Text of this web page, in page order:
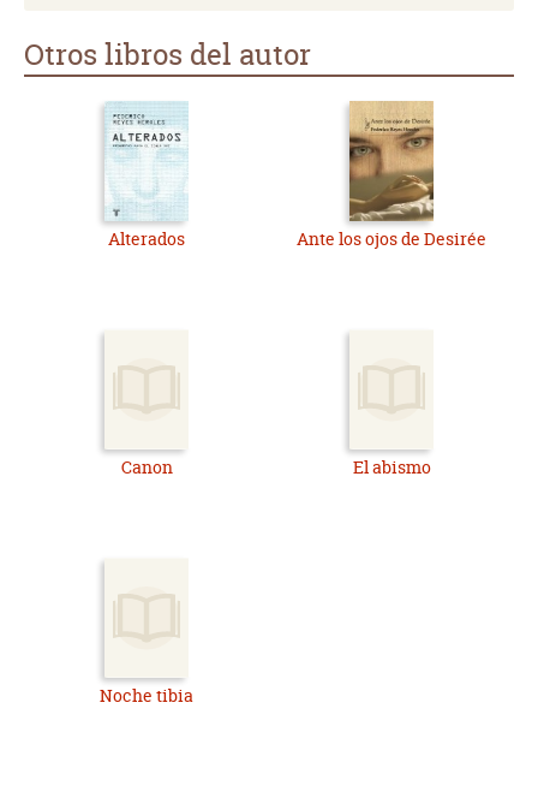
Otros libros del autor
Alterados Ante los ojos de Desirée
Canon El abismo
Noche tibia